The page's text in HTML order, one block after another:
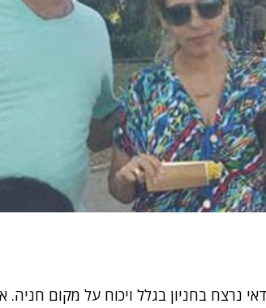
נרצח בחניון בגלל ויכוח על מקום